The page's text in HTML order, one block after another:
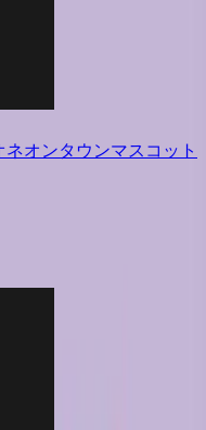
オンタウンマスコット